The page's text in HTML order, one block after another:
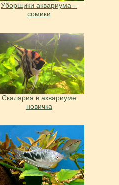
Уборщики аквариума –
сомики
Скалярия в аквариуме
новичка